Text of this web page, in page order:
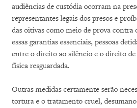
audiências de custódia ocorram na
representantes legais dos presos e
das oitivas como meio de prova contra
essas garantias essenciais, pessoas
entre o direito ao silêncio e o direito
física resguardada.
Outras medidas certamente serão
tortura e o tratamento cruel,